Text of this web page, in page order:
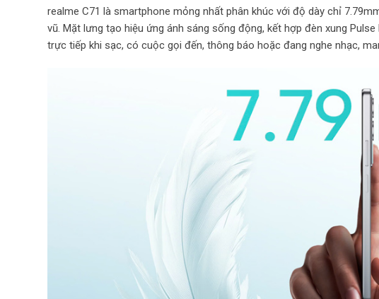
realme C71 là smartphone mỏng nhất phân khúc với độ dày chỉ
vũ. Mặt lưng tạo hiệu ứng ánh sáng sống động, kết hợp đèn xung
trực tiếp khi sạc, có cuộc gọi đến, thông báo hoặc đang nghe nhạc,